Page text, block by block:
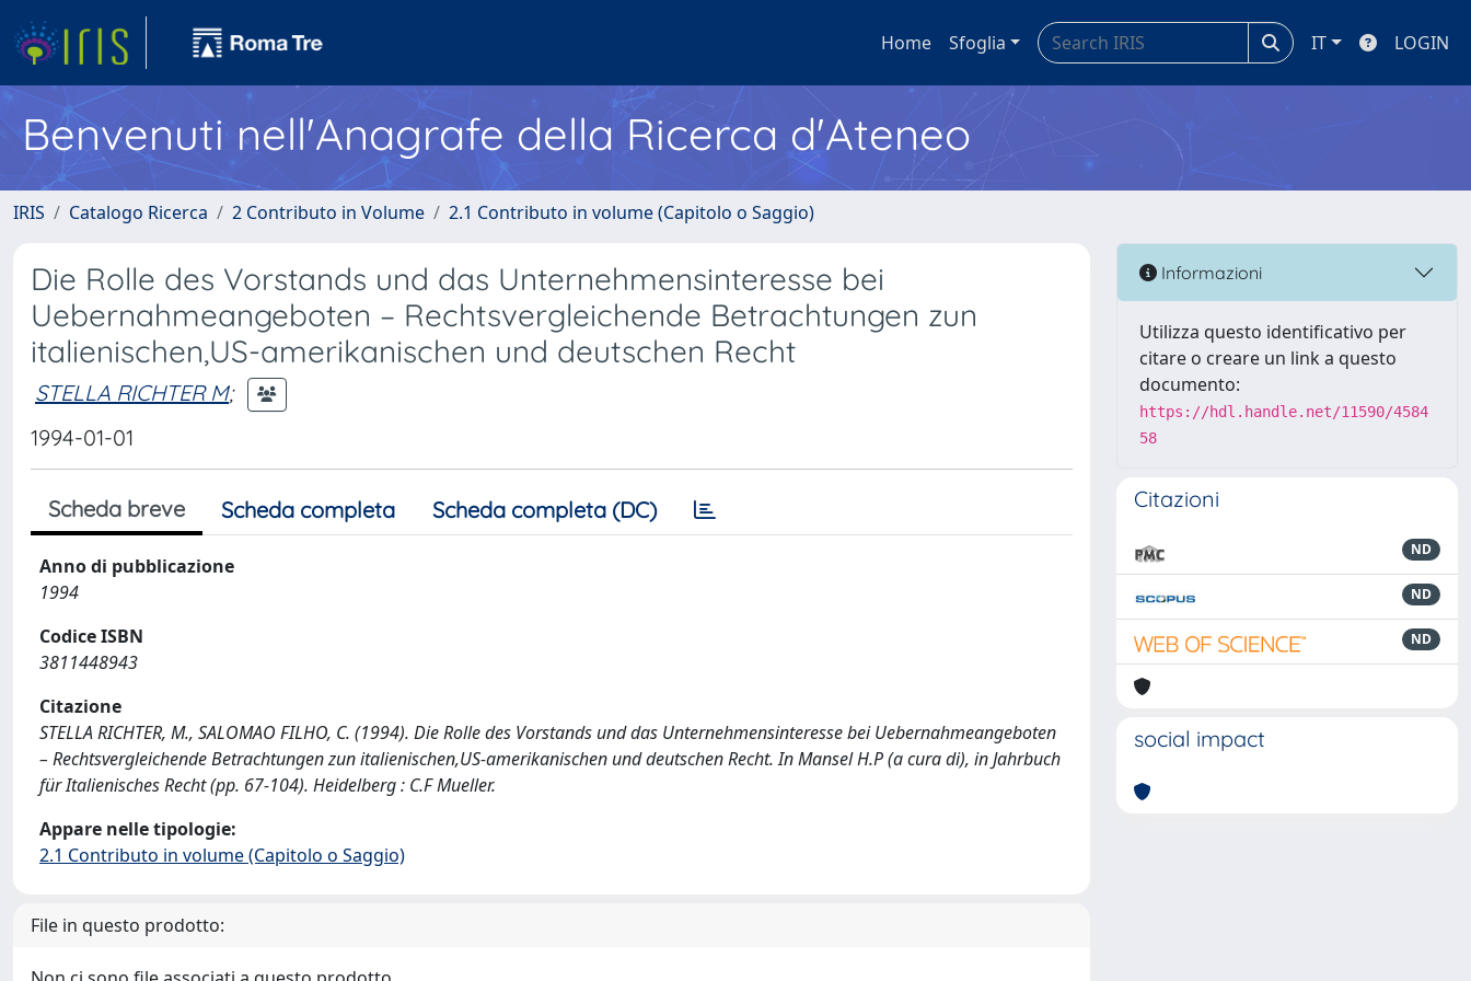
Home Sfoglia IT LOGIN
Benvenuti nell'Anagrafe della Ricerca d'Ateneo
IRIS Catalogo Ricerca 2 Contributo in Volume 2.1 Contributo in volume (Capitolo o Saggio)
Die Rolle des Vorstands und das Unternehmensinteresse bei
Uebernahmeangeboten – Rechtsvergleichende Betrachtungen zun
italienischen,US-amerikanischen und deutschen Recht
STELLA RICHTER M;
1994-01-01
Scheda breve Scheda completa Scheda completa (DC)
Anno di pubblicazione
1994
Codice ISBN
3811448943
Citazione
STELLA RICHTER, M., SALOMAO FILHO, C. (1994). Die Rolle des Vorstands und das Unternehmensinteresse bei Uebernahmeangeboten
– Rechtsvergleichende Betrachtungen zun italienischen,US-amerikanischen und deutschen Recht. In Mansel H.P (a cura di), in Jahrbuch
für Italienisches Recht (pp. 67-104). Heidelberg : C.F Mueller.
Appare nelle tipologie:
2.1 Contributo in volume (Capitolo o Saggio)
File in questo prodotto:
Informazioni
Utilizza questo identificativo per
citare o creare un link a questo
documento:
https://hdl.handle.net/11590/4584
58
Citazioni
ND
ND
ND
social impact